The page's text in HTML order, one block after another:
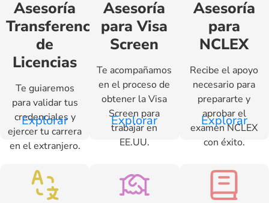
Asesoría
Transferencia
de
Licencias
Te guiaremos
para validar tus
credenciales y
ejercer tu carrera
en el extranjero.
Explorar
Asesoría
para Visa
Screen
Te acompañamos
en el proceso de
obtener la Visa
Screen para
trabajar en
EE.UU.
Explorar
Asesoría
para
NCLEX
Recibe el apoyo
necesario para
prepararte y
aprobar el
examen NCLEX
con éxito.
Explorar